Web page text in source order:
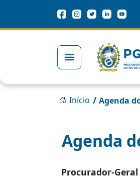
Redes Sociais
Trilha de navegação
Início /Agenda
Agenda
Procurador-